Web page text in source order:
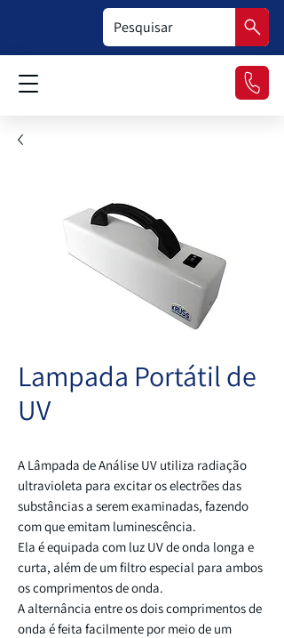
Lampada Portátil de
UV
A Lâmpada de Análise UV utiliza radiação
ultravioleta para excitar os electrões das
substâncias a serem examinadas, fazendo
com que emitam luminescência.
Ela é equipada com luz UV de onda longa e
curta, além de um filtro especial para ambos
os comprimentos de onda.
A alternância entre os dois comprimentos de
onda é feita facilmente por meio de um